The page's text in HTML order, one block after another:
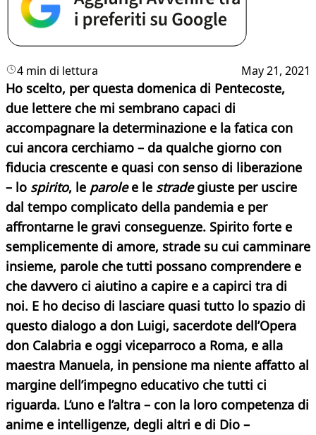
4 min di lettura May 21, 2021
Ho scelto, per questa domenica di Pentecoste,
due lettere che mi sembrano capaci di
accompagnare la determinazione e la fatica con
cui ancora cerchiamo – da qualche giorno con
fiducia crescente e quasi con senso di liberazione
– lo spirito, le parolee le stradegiuste per uscire
dal tempo complicato della pandemia e per
affrontarne le gravi conseguenze. Spirito forte e
semplicemente di amore, strade su cui camminare
insieme, parole che tutti possano comprendere e
che davvero ci aiutino a capire e a capirci tra di
noi. E ho deciso di lasciare quasi tutto lo spazio di
questo dialogo a don Luigi, sacerdote dell’Opera
don Calabria e oggi viceparroco a Roma, e alla
maestra Manuela, in pensione ma niente affatto al
margine dell’impegno educativo che tutti ci
riguarda. L’uno e l’altra – con la loro competenza di
anime e intelligenze, degli altri e di Dio –